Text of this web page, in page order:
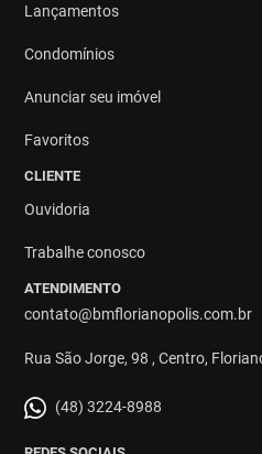
Lançamentos
Condomínios
Anunciar seu imóvel
Favoritos
CLIENTE
Ouvidoria
Trabalhe conosco
ATENDIMENTO
contato@bmflorianopolis.com.br
Rua São Jorge, 98 , Centro,
(48) 3224-8988